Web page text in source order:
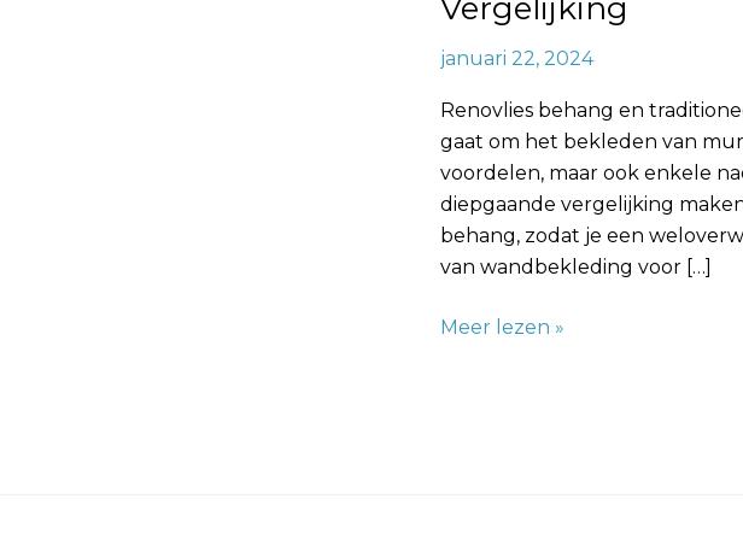
Vergelijking
januari 22, 2024
Renovlies behang en
gaat om het bekleden van
voordelen, maar ook enkele
diepgaande vergelijking
behang, zodat je een
van wandbekleding voor […]
Een
Grondige
Meer lezen »